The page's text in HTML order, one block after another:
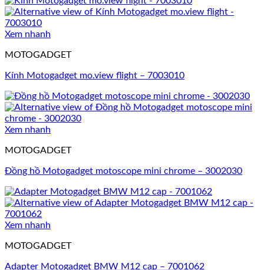
Xem nhanh
MOTOGADGET
Kính Motogadget mo.view flight – 7003010
Xem nhanh
MOTOGADGET
Đồng hồ Motogadget motoscope mini chrome – 3002030
Xem nhanh
MOTOGADGET
Adapter Motogadget BMW M12 cap – 7001062